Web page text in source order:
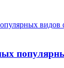
видов